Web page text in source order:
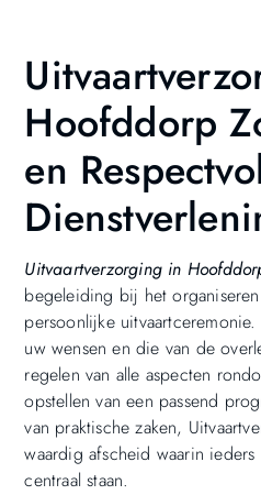
Hoofddorp
en
Uitvaartverzorging in
begeleiding bij het
persoonlijke
uw wensen en die van de
regelen van alle aspecten
opstellen van een passend
van praktische zaken,
waardig afscheid waarin
centraal staan.